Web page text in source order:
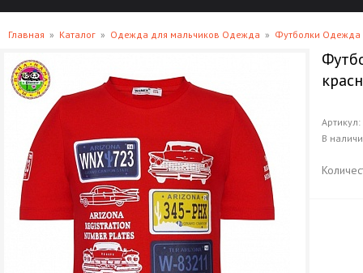
Главная » Каталог » Одежда для мальчиков Одежда » Футболки Одежда
Артикул:
В